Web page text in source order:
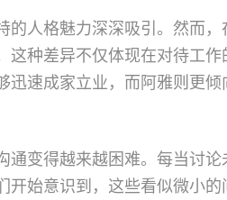
的人格魅力深深吸引。然而
这种差异不仅体现在对待工
迅速成家立业，而阿雅则更
通变得越来越困难。每当讨
始意识到，这些看似微小的